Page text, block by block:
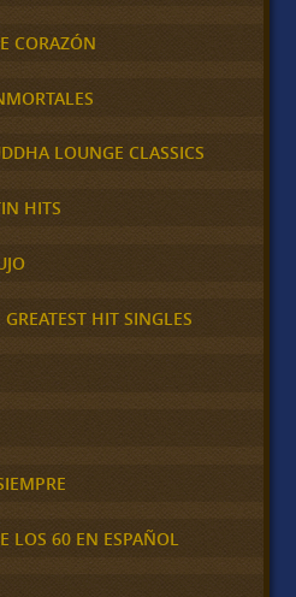
CORAZÓN
LOUNGE CLASSICS
HITS
HIT SINGLES
LOS 60 EN ESPAÑOL